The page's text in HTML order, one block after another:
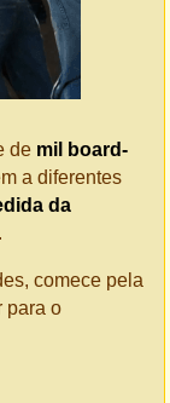
de mil board-
a diferentes
da
.
comece pela
para o